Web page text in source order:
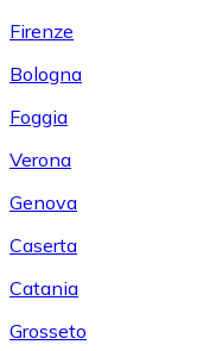
Firenze
Bologna
Foggia
Verona
Genova
Caserta
Catania
Grosseto